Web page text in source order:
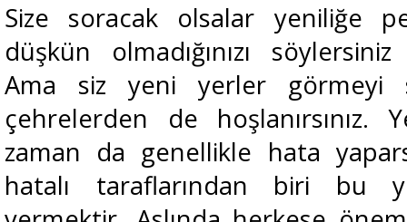
Size soracak olsalar yeniliğe
düşkün olmadığınızı
Ama siz yeni yerler görmeyi
çehrelerden de hoşlanırsınız.
zaman da genellikle hata
hatalı taraflarından biri bu